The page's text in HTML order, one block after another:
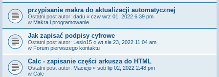
przypisanie makra do aktualizacji automatycznej
Ostatni post autor: dadu « czw wrz 01, 2022 6:39 pm
w Makra i programowanie
Jak zapisać podpisy cyfrowe
Ostatni post autor: Lesio15 « wt sie 23, 2022 11:04 am
w Forum pierwszego kontaktu
Calc - zapisanie części arkusza do HTML
Ostatni post autor: Maciejo « sob lip 02, 2022 2:48 pm
w Calc